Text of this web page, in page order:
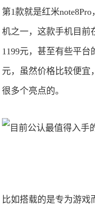
第1款就是红米
机之一，这款手机目前
1199元，甚至有些平台
元，虽然价格比较便宜
很多个亮点的。
比如搭载的是专为游戏